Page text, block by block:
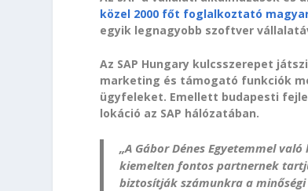
közel 2000 főt foglalkoztató
egyik legnagyobb szoftver
Az SAP Hungary kulcsszerepet
marketing és támogató funkciók
ügyfeleket. Emellett budapesti
lokáció az SAP hálózatában.
„A Gábor Dénes Egyetemmel
kiemelten fontos partnernek
biztosítják számunkra a